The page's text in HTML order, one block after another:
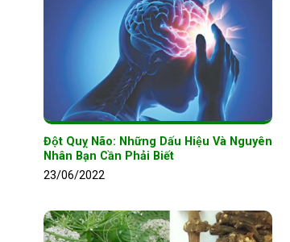
Đột Quỵ Não: Những Dấu Hiệu Và Nguyên
Nhân Bạn Cần Phải Biết
23/06/2022